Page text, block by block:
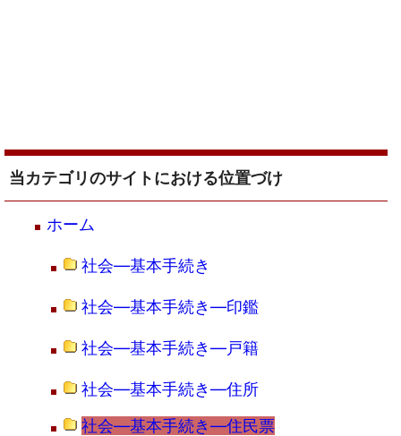
当カテゴリのサイトにおける位置づけ
ホーム
社会―基本手続き
社会―基本手続き―印鑑
社会―基本手続き―戸籍
社会―基本手続き―住所
社会―基本手続き―住民票